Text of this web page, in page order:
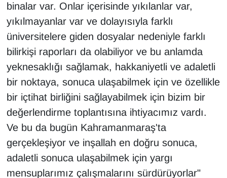
binalar var. Onlar içerisinde yıkılanlar var,
yıkılmayanlar var ve dolayısıyla farklı
üniversitelere giden dosyalar nedeniyle farklı
bilirkişi raporları da olabiliyor ve bu anlamda
yeknesaklığı sağlamak, hakkaniyetli ve adaletli
bir noktaya, sonuca ulaşabilmek için ve özellikle
bir içtihat birliğini sağlayabilmek için bizim bir
değerlendirme toplantısına ihtiyacımız vardı.
Ve bu da bugün Kahramanmaraş'ta
gerçekleşiyor ve inşallah en doğru sonuca,
adaletli sonuca ulaşabilmek için yargı
mensuplarımız çalışmalarını sürdürüyorlar"